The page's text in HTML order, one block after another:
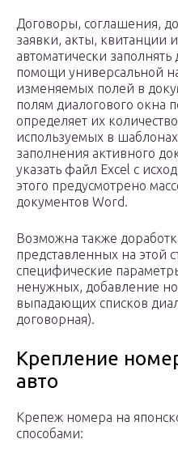
Договоры, соглашения,
заявки, акты, квитанции
автоматически
помощи универсальной
изменяемых полей в
полям диалогового окна
определяет их
используемых в
заполнения активного
указать файл Excel с
этого предусмотрено
документов Word.
Возможна также
представленных на этой
специфические
ненужных, добавление
выпадающих списков
договорная).
Крепление
авто
Крепеж номера на
способами: